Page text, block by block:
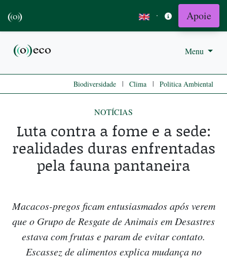
· Apoie
Menu
Biodiversidade | Clima | Politica Ambiental
NOTÍCIAS
Luta contra a fome e a sede:
realidades duras enfrentadas
pela fauna pantaneira
Macacos-pregos ficam entusiasmados após verem
que o Grupo de Resgate de Animais em Desastres
estava com frutas e param de evitar contato.
Escassez de alimentos explica mudança no